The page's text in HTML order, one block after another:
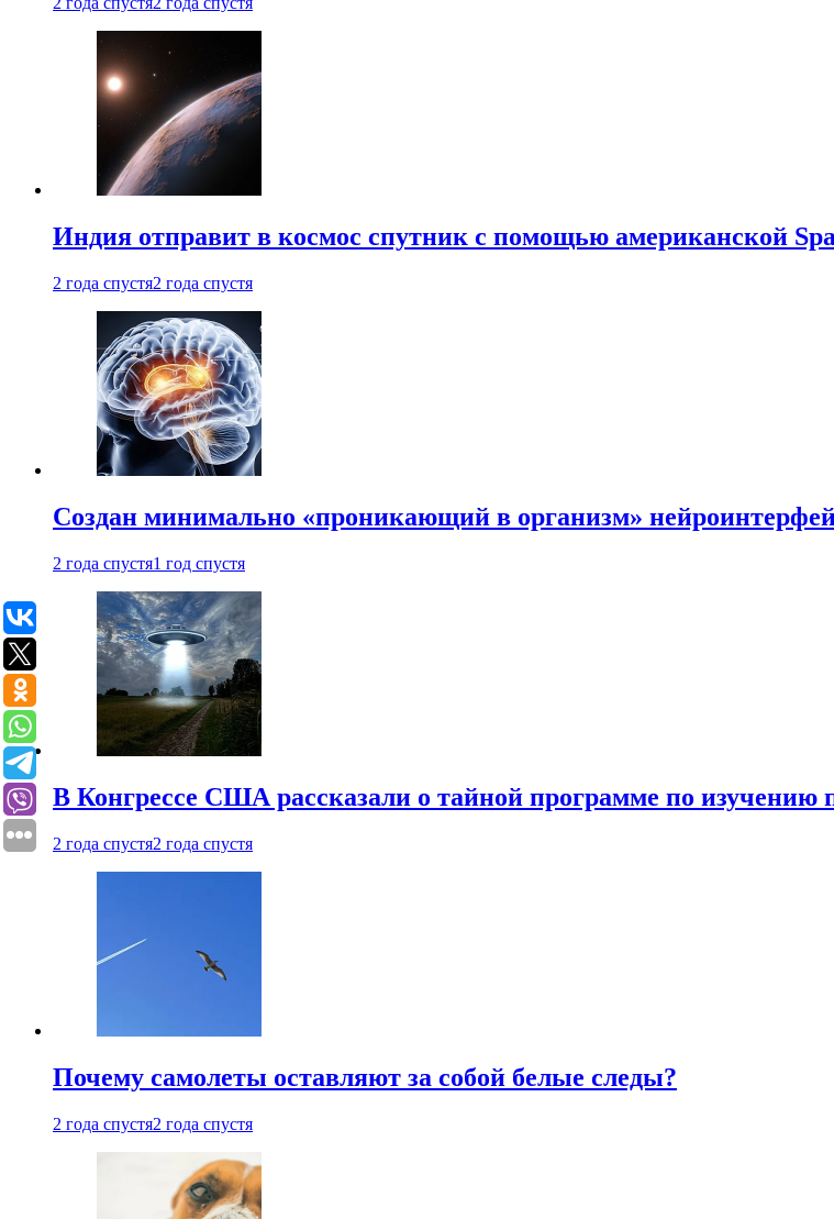
Индия отправит в космос спутник с помощью американской
2 года спустя2 года спустя
Создан минимально «проникающий в организм»
2 года спустя1 год спустя
В Конгрессе США рассказали о тайной программе по изучению
2 года спустя2 года спустя
Почему самолеты оставляют за собой белые следы?
2 года спустя2 года спустя